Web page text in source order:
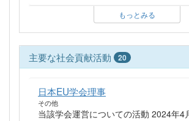
もっとみる
主要な社会貢献活動 20
日本EU学会理事
その他
当該学会運営についての活動 2024年4